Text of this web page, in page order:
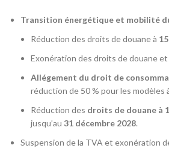
Transition énergétique et mobilité
Réduction des droits de douane à
Exonération des droits de douane et
Allégement du droit de
réduction de 50 % pour les modèles
Réduction des droits de douane à
jusqu’au 31 décembre 2028.
Suspension de la TVA et exonération